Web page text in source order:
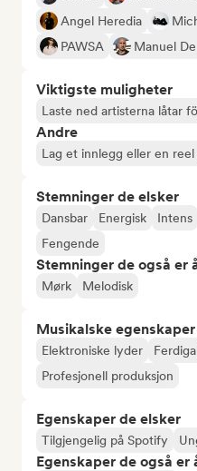
Angel Heredia
PAWSA
Manuel
Viktigste muligheter
Laste ned artisterna låtar
Andre
Lag et innlegg eller en reel
Stemninger de elsker
Dansbar Energisk Intens
Fengende
Stemninger de også er
Mørk Melodisk
Musikalske
Elektroniske lyder
Profesjonell produksjon
Egenskaper de elsker
Tilgjengelig på Spotify
Egenskaper de også er